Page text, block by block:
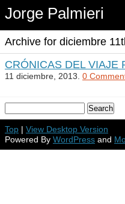
Jorge Palmieri
Archive for diciembre
CRÓNICAS DEL VIAJE
11 diciembre, 2013. 0
Top | View Desktop Version
Powered By WordPress and